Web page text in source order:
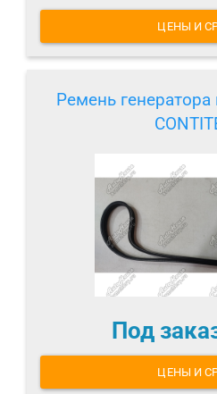
ЦЕНЫ И
Ремень
Под
ЦЕНЫ И